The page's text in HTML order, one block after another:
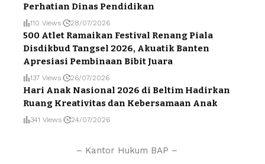
Perhatian Dinas Pendidikan
110 Views 28/07/2026
500 Atlet Ramaikan Festival Renang Piala
Disdikbud Tangsel 2026, Akuatik Banten
Apresiasi Pembinaan Bibit Juara
137 Views 26/07/2026
Hari Anak Nasional 2026 di Beltim Hadirkan
Ruang Kreativitas dan Kebersamaan Anak
341 Views 24/07/2026
– Kantor Hukum BAP –